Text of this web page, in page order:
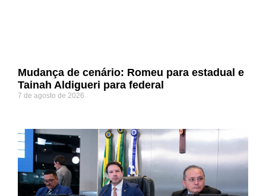
Mudança de cenário: Romeu para estadual e
Tainah Aldigueri para federal
7 de agosto de 2026